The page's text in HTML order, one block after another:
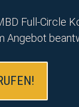
Full-Circle
Angebot